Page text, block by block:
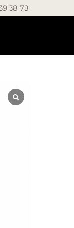
38 78